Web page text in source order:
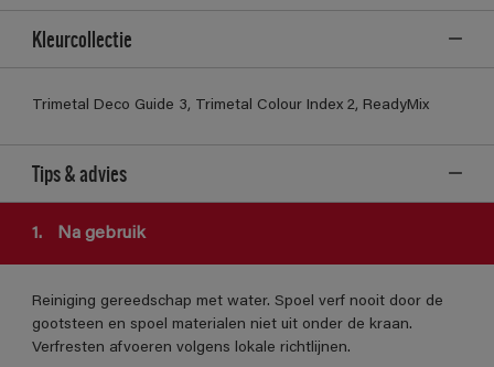
Kleurcollectie
Trimetal Deco Guide 3, Trimetal Colour Index 2, ReadyMix
Tips & advies
1. Na gebruik
Reiniging gereedschap met water. Spoel verf nooit door de
gootsteen en spoel materialen niet uit onder de kraan.
Verfresten afvoeren volgens lokale richtlijnen.